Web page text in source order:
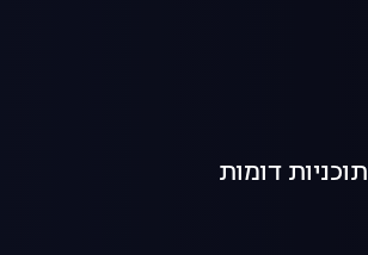
תוכניות דומות